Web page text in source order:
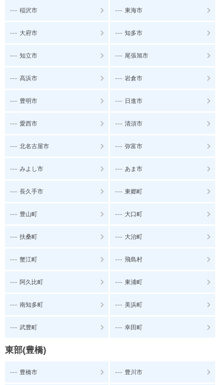
--- 稲沢市 --- 東海市
--- 大府市 --- 知多市
--- 知立市 --- 尾張旭市
--- 高浜市 --- 岩倉市
--- 豊明市 --- 日進市
--- 愛西市 --- 清須市
--- 北名古屋市 --- 弥富市
--- みよし市 --- あま市
--- 長久手市 --- 東郷町
--- 豊山町 --- 大口町
--- 扶桑町 --- 大治町
--- 蟹江町 --- 飛島村
--- 阿久比町 --- 東浦町
--- 南知多町 --- 美浜町
--- 武豊町 --- 幸田町
東部(豊橋)
--- 豊橋市 --- 豊川市